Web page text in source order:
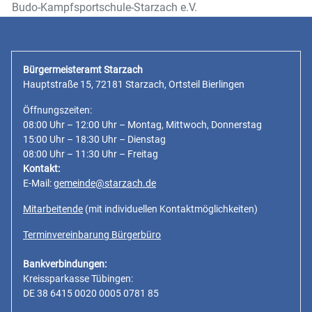
Budo-Kampfsportschule-Starzach e.V.
Bürgermeisteramt Starzach
Hauptstraße 15, 72181 Starzach, Ortsteil Bierlingen
Öffnungszeiten:
08:00 Uhr – 12:00 Uhr – Montag, Mittwoch, Donnerstag
15:00 Uhr – 18:30 Uhr – Dienstag
08:00 Uhr – 11:30 Uhr – Freitag
Kontakt:
E-Mail:gemeinde@starzach.de
Mitarbeitende (mit individuellen Kontaktmöglichkeiten)
Terminvereinbarung Bürgerbüro
Bankverbindungen:
Kreissparkasse Tübingen:
DE 38 6415 0020 0005 0781 85